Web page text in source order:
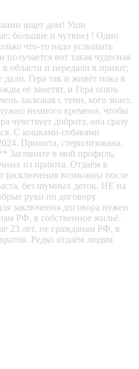
ищет дом! Уши
большие и чуткие) ! Одно
что-то надо услышать
вот такая чудесная
области и передали в приют;
дали. Гера так и живёт пока в
её заметят, и Гера опять
ласковая с теми, кого знает.
немного времени, чтобы
чувствует доброту, она сразу
С кошками-собаками
Привита, стерилизована.
в мой профиль,
из приюта. Отдаëм в
(исключения возможны после
без шумных деток. НЕ на
руки по договору
заключения договора нужен
РФ, в собственное жильё.
23 лет, не гражданам РФ, в
Редко отдаём людям